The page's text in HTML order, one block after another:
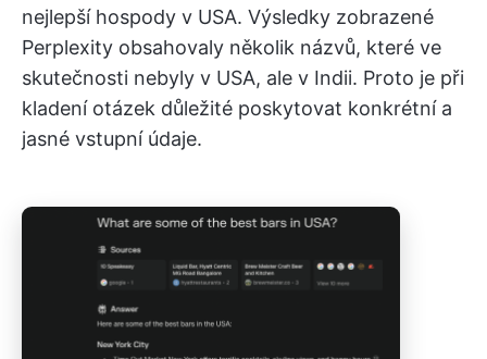
nejlepší hospody v USA. Výsledky zobrazené
Perplexity obsahovaly několik názvů, které ve
skutečnosti nebyly v USA, ale v Indii. Proto je při
kladení otázek důležité poskytovat konkrétní a
jasné vstupní údaje.